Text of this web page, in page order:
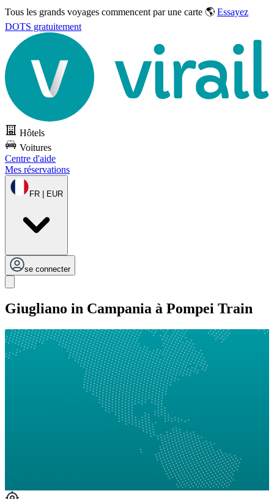
Tous les grands voyages commencent par une carte 🌎 Essayez
DOTS gratuitement
Hôtels
Voitures
Centre d'aide
Mes réservations
FR | EUR
se connecter
Giugliano in Campania à Pompei Train